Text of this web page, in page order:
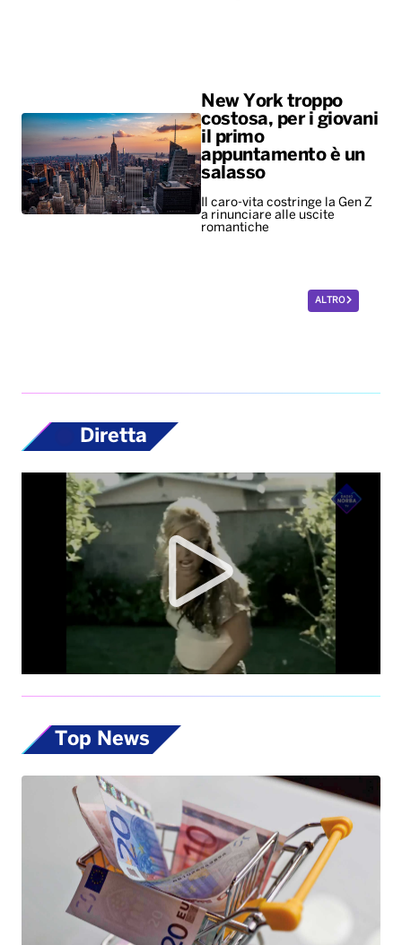
New York troppo
costosa, per i giovani
il primo
appuntamento è un
salasso
Il caro-vita costringe la Gen Z
a rinunciare alle uscite
romantiche
ALTRO
Diretta
Top News